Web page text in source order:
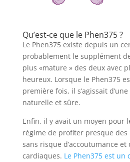
Qu’est-ce que le Phen375 ?
Le Phen375 existe depuis un
probablement le supplément
plus «mature » des deux avec
heureux. Lorsque le Phen375
première fois, il s’agissait
naturelle et sûre.
Enfin, il y avait un moyen pour
régime de profiter presque des
sans risque d’accoutumance et
cardiaques. Le Phen375 est un